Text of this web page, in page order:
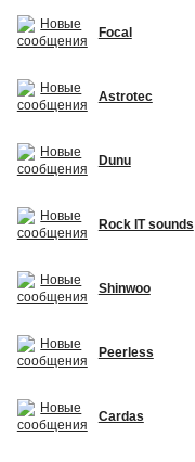
Focal
Astrotec
Dunu
Rock IT sounds
Shinwoo
Peerless
Cardas